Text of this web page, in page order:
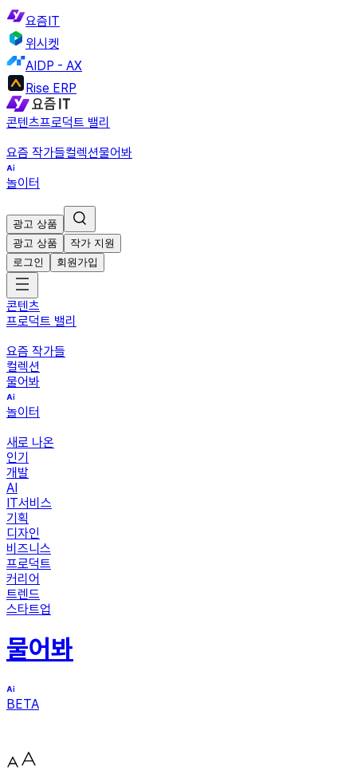
요즘IT
위시켓
AIDP - AX
Rise ERP
콘텐츠프로덕트 밸리
요즘 작가들컬렉션물어봐
놀이터
광고 상품
광고 상품
작가 지원
로그인
회원가입
콘텐츠
프로덕트 밸리
요즘 작가들
컬렉션
물어봐
놀이터
새로 나온
인기
개발
AI
IT서비스
기획
디자인
비즈니스
프로덕트
커리어
트렌드
스타트업
물어봐
BETA